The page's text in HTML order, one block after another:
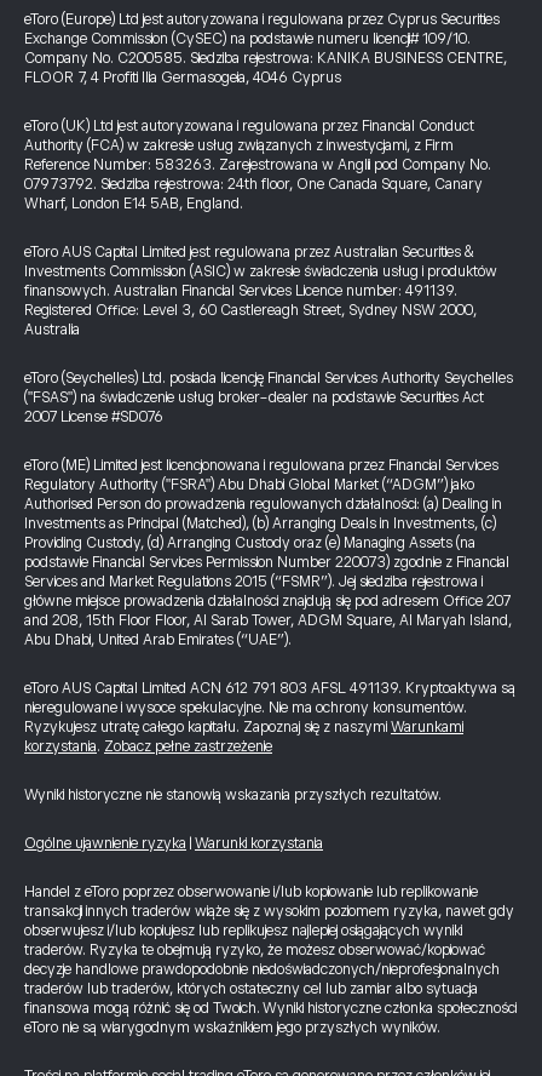
eToro (Europe) Ltd jest autoryzowana i regulowana przez Cyprus Securities
Exchange Commission (CySEC) na podstawie numeru licencji# 109/10.
Company No. C200585. Siedziba rejestrowa: KANIKA BUSINESS CENTRE,
FLOOR 7, 4 Profiti Ilia Germasogeia, 4046 Cyprus
eToro (UK) Ltd jest autoryzowana i regulowana przez Financial Conduct
Authority (FCA) w zakresie usług związanych z inwestycjami, z Firm
Reference Number: 583263. Zarejestrowana w Anglii pod Company No.
07973792. Siedziba rejestrowa: 24th floor, One Canada Square, Canary
Wharf, London E14 5AB, England.
eToro AUS Capital Limited jest regulowana przez Australian Securities &
Investments Commission (ASIC) w zakresie świadczenia usług i produktów
finansowych. Australian Financial Services Licence number: 491139.
Registered Office: Level 3, 60 Castlereagh Street, Sydney NSW 2000,
Australia
eToro (Seychelles) Ltd. posiada licencję Financial Services Authority Seychelles
("FSAS") na świadczenie usług broker-dealer na podstawie Securities Act
2007 License #SD076
eToro (ME) Limited jest licencjonowana i regulowana przez Financial Services
Regulatory Authority ("FSRA") Abu Dhabi Global Market (“ADGM”) jako
Authorised Person do prowadzenia regulowanych działalności: (a) Dealing in
Investments as Principal (Matched), (b) Arranging Deals in Investments, (c)
Providing Custody, (d) Arranging Custody oraz (e) Managing Assets (na
podstawie Financial Services Permission Number 220073) zgodnie z Financial
Services and Market Regulations 2015 (“FSMR”). Jej siedziba rejestrowa i
główne miejsce prowadzenia działalności znajdują się pod adresem Office 207
and 208, 15th Floor Floor, Al Sarab Tower, ADGM Square, Al Maryah Island,
Abu Dhabi, United Arab Emirates (“UAE”).
eToro AUS Capital Limited ACN 612 791 803 AFSL 491139. Kryptoaktywa są
nieregulowane i wysoce spekulacyjne. Nie ma ochrony konsumentów.
Ryzykujesz utratę całego kapitału. Zapoznaj się z naszymi Warunkami
korzystania. Zobacz pełne zastrzeżenie
Wyniki historyczne nie stanowią wskazania przyszłych rezultatów.
Ogólne ujawnienie ryzyka Warunki korzystania
Handel z eToro poprzez obserwowanie i/lub kopiowanie lub replikowanie
transakcji innych traderów wiąże się z wysokim poziomem ryzyka, nawet gdy
obserwujesz i/lub kopiujesz lub replikujesz najlepiej osiągających wyniki
traderów. Ryzyka te obejmują ryzyko, że możesz obserwować/kopiować
decyzje handlowe prawdopodobnie niedoświadczonych/nieprofesjonalnych
traderów lub traderów, których ostateczny cel lub zamiar albo sytuacja
finansowa mogą różnić się od Twoich. Wyniki historyczne członka społeczności
eToro nie są wiarygodnym wskaźnikiem jego przyszłych wyników.